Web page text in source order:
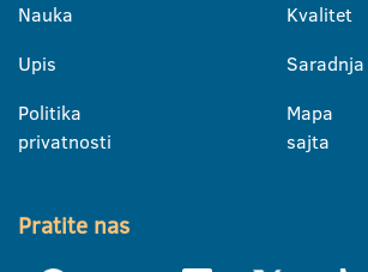
Nauka
Upis
Politika
privatnosti
Kvalitet
Saradnja
Mapa
sajta
Pratite nas